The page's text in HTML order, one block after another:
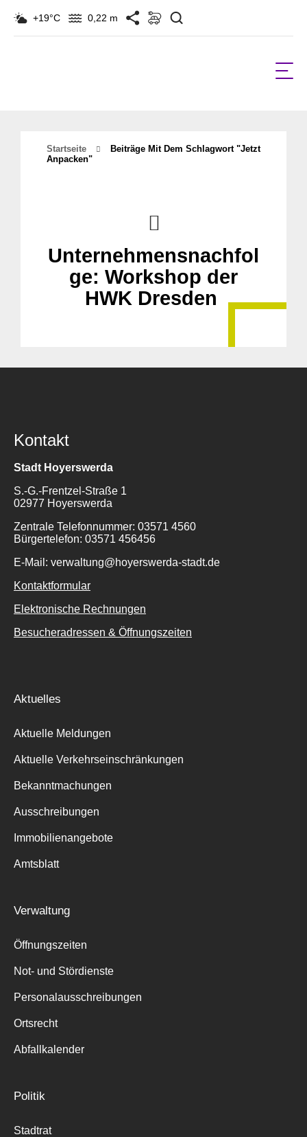
+19°C 0,22 m
Startseite
Beiträge Mit Dem Schlagwort "jetzt
Anpacken"
Unternehmensnachfol
ge: Workshop der
HWK Dresden
Kontakt
Stadt Hoyerswerda
S.-G.-Frentzel-Straße 1
02977 Hoyerswerda
Zentrale Telefonnummer: 03571 4560
Bürgertelefon: 03571 456456
E-Mail: verwaltung@hoyerswerda-stadt.de
Kontaktformular
Elektronische Rechnungen
Besucheradressen & Öffnungszeiten
Aktuelles
Aktuelle Meldungen
Aktuelle Verkehrseinschränkungen
Bekanntmachungen
Ausschreibungen
Immobilienangebote
Amtsblatt
Verwaltung
Öffnungszeiten
Not- und Stördienste
Personalausschreibungen
Ortsrecht
Abfallkalender
Politik
Stadtrat